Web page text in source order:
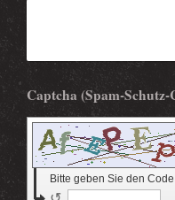
Bitte geben Sie den